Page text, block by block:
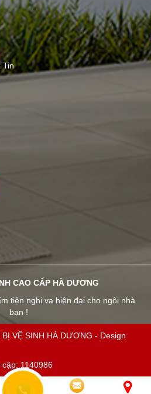
Tin
CAO CẤP HÀ DƯƠNG
tiện nghi va hiện đại cho ngôi nhà
bạn !
BỊ VỆ SINH HÀ DƯƠNG - Design
cập: 1140986